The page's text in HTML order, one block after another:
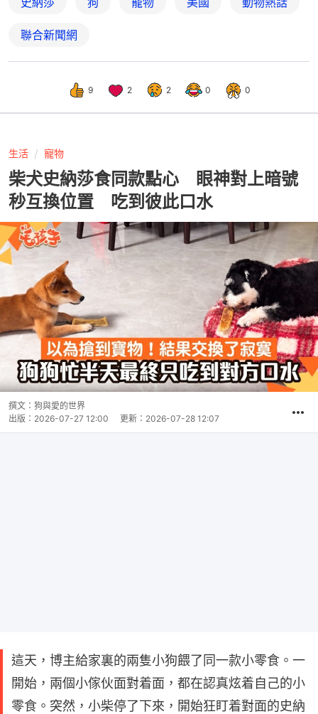
聯合新聞網
9 2 2 0 0
生活 寵物
柴犬史納莎食同款點心 眼神對上暗號
秒互換位置 吃到彼此口水
撰文： 狗與愛的世界
出版： 2026-07-27 12:00 更新： 2026-07-28 12:07
這天，博主給家裏的兩隻小狗餵了同一款小零食。一
開始，兩個小傢伙面對着面，都在認真炫着自己的小
零食。突然，小柴停了下來，開始狂盯着對面的史納